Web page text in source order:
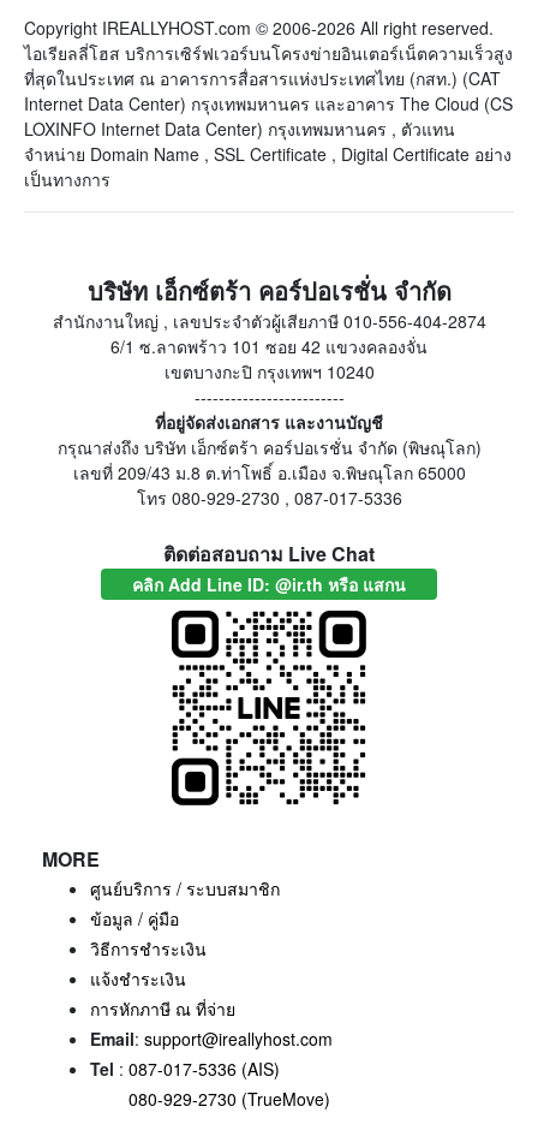
Copyright IREALLYHOST.com © 2006-2026 All right reserved.
ไอเรียลลี่โฮส บริการเซิร์ฟเวอร์บนโครงข่ายอินเตอร์เน็ตความเร็วสูง
ที่สุดในประเทศ ณ อาคารการสื่อสารแห่งประเทศไทย (กสท.) (CAT
Internet Data Center) กรุงเทพมหานคร และอาคาร The Cloud (CS
LOXINFO Internet Data Center) กรุงเทพมหานคร , ตัวแทน
จำหน่าย Domain Name , SSL Certificate , Digital Certificate อย่าง
เป็นทางการ
บริษัท เอ็กซ์ตร้า คอร์ปอเรชั่น จำกัด
สำนักงานใหญ่ , เลขประจำตัวผู้เสียภาษี 010-556-404-2874
6/1 ซ.ลาดพร้าว 101 ซอย 42 แขวงคลองจั่น
เขตบางกะปิ กรุงเทพฯ 10240
-------------------------
ที่อยู่จัดส่งเอกสาร และงานบัญชี
กรุณาส่งถึง บริษัท เอ็กซ์ตร้า คอร์ปอเรชั่น จำกัด (พิษณุโลก)
เลขที่ 209/43 ม.8 ต.ท่าโพธิ์ อ.เมือง จ.พิษณุโลก 65000
โทร 080-929-2730 , 087-017-5336
ติดต่อสอบถาม Live Chat
คลิก Add Line ID: @ir.th หรือ แสกน
MORE
ศูนย์บริการ / ระบบสมาชิก
ข้อมูล / คู่มือ
วิธีการชำระเงิน
แจ้งชำระเงิน
การหักภาษี ณ ที่จ่าย
Email: support@ireallyhost.com
Tel : 087-017-5336 (AIS)
080-929-2730 (TrueMove)